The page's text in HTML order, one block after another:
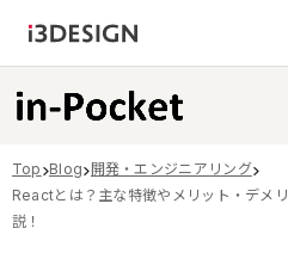
Top Blog
開発・エンジニアリング
Reactとは？主な特徴やメリット・デメ
説！